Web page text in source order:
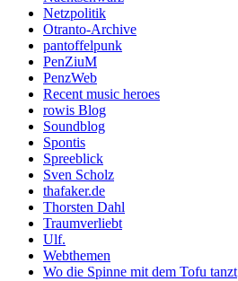
Netzpolitik
Otranto-Archive
pantoffelpunk
PenZiuM
PenzWeb
Recent music heroes
rowis Blog
Soundblog
Spontis
Spreeblick
Sven Scholz
thafaker.de
Thorsten Dahl
Traumverliebt
Ulf.
Webthemen
Wo die Spinne mit dem Tofu tanzt